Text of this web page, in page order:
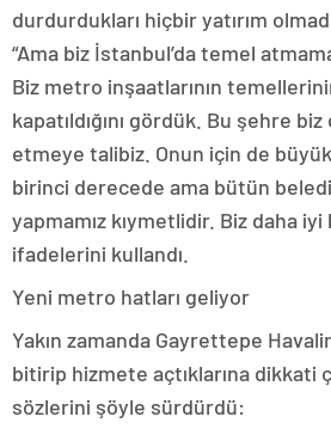
durdurdukları hiçbir yatırım
“Ama biz İstanbul’da temel
Biz metro inşaatlarının
kapatıldığını gördük. Bu şehre
etmeye talibiz. Onun için de
birinci derecede ama bütün
yapmamız kıymetlidir. Biz daha
ifadelerini kullandı.
Yeni metro hatları geliyor
Yakın zamanda Gayrettepe
bitirip hizmete açtıklarına dikkati
sözlerini şöyle sürdürdü: